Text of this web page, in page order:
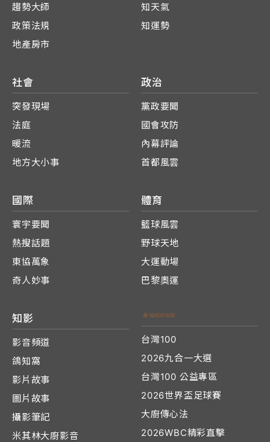
趨勢大師
政策法規
地產房市
知天氣
知運勢
社會
突發現場
法庭
暖流
地方大小事
政治
黨政要聞
國會攻防
內幕評論
首都風雲
國際
寰宇要聞
熱搜話題
東協萬象
奇人妙事
體育
籃球風雲
野球天地
大運動場
巴黎奧運
知影
影音頻道
鴿知窩
影片故事
圖片故事
攝影筆記
米其林大廚影音
台灣100
2026九合一大選
台灣100 公益專區
2026世界盃足球賽
大廚傳心法
2026WBC精彩直擊